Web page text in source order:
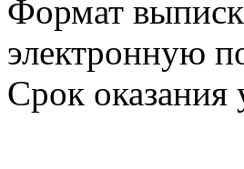
Формат
электронную
Срок оказания